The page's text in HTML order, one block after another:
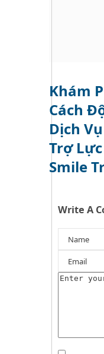
Khám
Cách
Dịch
Trợ
Smile
Write A